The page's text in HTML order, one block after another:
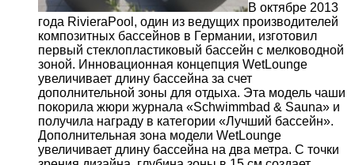
В октябре 2013
года RivieraPool, один из ведущих производителей
композитных бассейнов в Германии, изготовил
первый стеклопластиковый бассейн с мелководной
зоной. Инновационная концепция WetLounge
увеличивает длину бассейна за счет
дополнительной зоны для отдыха. Эта модель чаши
покорила жюри журнала «Schwimmbad & Sauna» и
получила награду в категории «Лучший бассейн».
Дополнительная зона модели WetLounge
увеличивает длину бассейна на два метра. С точки